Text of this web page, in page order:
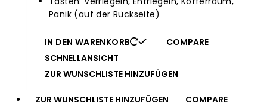
Panik (auf der Rückseite)
IN DEN WARENKORB
COMPARE
SCHNELLANSICHT
ZUR WUNSCHLISTE HINZUFÜGEN
ZUR WUNSCHLISTE HINZUFÜGEN
COMPARE